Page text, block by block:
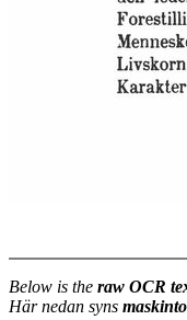
Below is the raw OCR
Här nedan syns